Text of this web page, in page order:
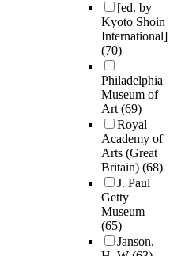
[ed. by
Kyoto Shoin
International]
(70)
Philadelphia
Museum of
Art(69)
Royal
Academy of
Arts (Great
Britain) (68)
J. Paul
Getty
Museum
(65)
Janson,